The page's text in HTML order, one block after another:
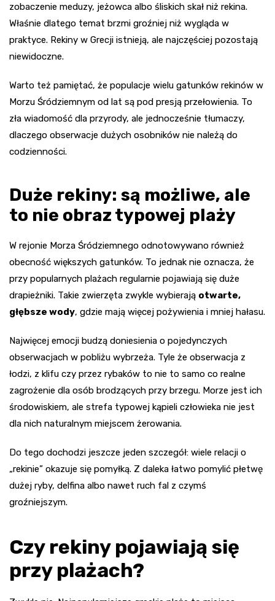
zobaczenie meduzy, jeżowca albo śliskich skał niż rekina.
Właśnie dlatego temat brzmi groźniej niż wygląda w
praktyce. Rekiny w Grecji istnieją, ale najczęściej pozostają
niewidoczne.
Warto też pamiętać, że populacje wielu gatunków rekinów w
Morzu Śródziemnym od lat są pod presją przełowienia. To
zła wiadomość dla przyrody, ale jednocześnie tłumaczy,
dlaczego obserwacje dużych osobników nie należą do
codzienności.
Duże rekiny: są możliwe, ale
to nie obraz typowej plaży
W rejonie Morza Śródziemnego odnotowywano również
obecność większych gatunków. To jednak nie oznacza, że
przy popularnych plażach regularnie pojawiają się duże
drapieżniki. Takie zwierzęta zwykle wybierają otwarte,
głębsze wody, gdzie mają więcej pożywienia i mniej hałasu.
Najwięcej emocji budzą doniesienia o pojedynczych
obserwacjach w pobliżu wybrzeża. Tyle że obserwacja z
łodzi, z klifu czy przez rybaków to nie to samo co realne
zagrożenie dla osób brodzących przy brzegu. Morze jest ich
środowiskiem, ale strefa typowej kąpieli człowieka nie jest
dla nich naturalnym miejscem żerowania.
Do tego dochodzi jeszcze jeden szczegół: wiele relacji o
„rekinie” okazuje się pomyłką. Z daleka łatwo pomylić płetwę
dużej ryby, delfina albo nawet ruch fal z czymś
groźniejszym.
Czy rekiny pojawiają się
przy plażach?